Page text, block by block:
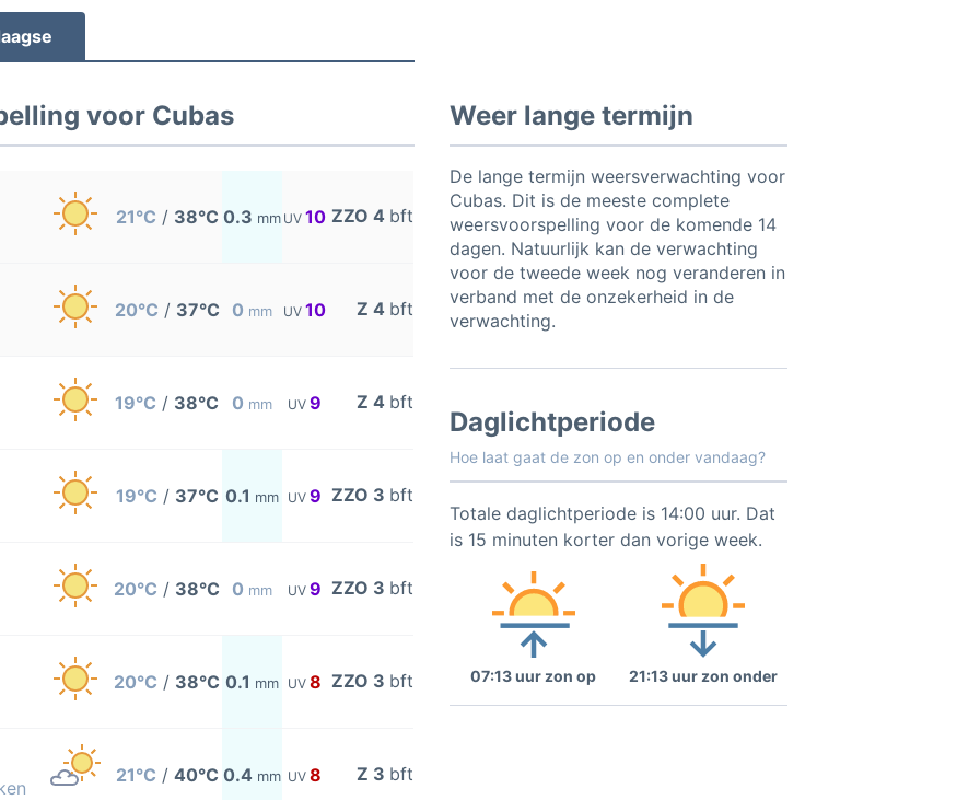
voor Cubas
21°C / 38°C 0.3 mm UV 10 ZZO 4 bft
20°C / 37°C 0 mm UV 10 Z 4 bft
19°C / 38°C 0 mm UV 9 Z 4 bft
19°C / 37°C 0.1 mm UV 9 ZZO 3 bft
20°C / 38°C 0 mm UV 9 ZZO 3 bft
20°C / 38°C 0.1 mm UV 8 ZZO 3 bft
21°C / 40°C 0.4 mm UV 8 Z 3 bft
Weer lange termijn
De lange termijn weersverwachting voor
Cubas. Dit is de meeste complete
weersvoorspelling voor de komende 14
dagen. Natuurlijk kan de verwachting
voor de tweede week nog veranderen in
verband met de onzekerheid in de
verwachting.
Daglichtperiode
Hoe laat gaat de zon op en onder vandaag?
Totale daglichtperiode is 14:00 uur. Dat
is 15 minuten korter dan vorige week.
07:13 uur zon op 21:13 uur zon onder